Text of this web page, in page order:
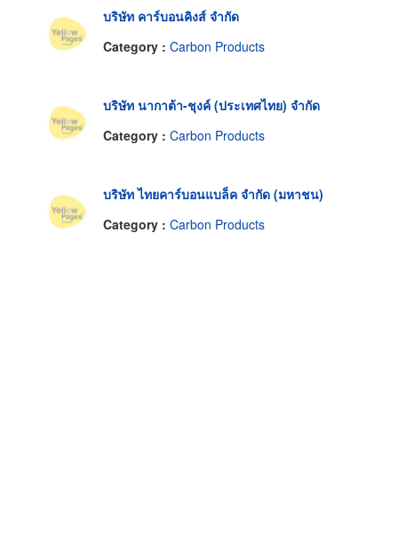
บริษัท คาร์บอนคิงส์ จำกัด
Category : Carbon Products
บริษัท นากาต้า-ชุงค์ (ประเทศไทย) จำกัด
Category : Carbon Products
บริษัท ไทยคาร์บอนแบล็ค จำกัด (มหาชน)
Category : Carbon Products